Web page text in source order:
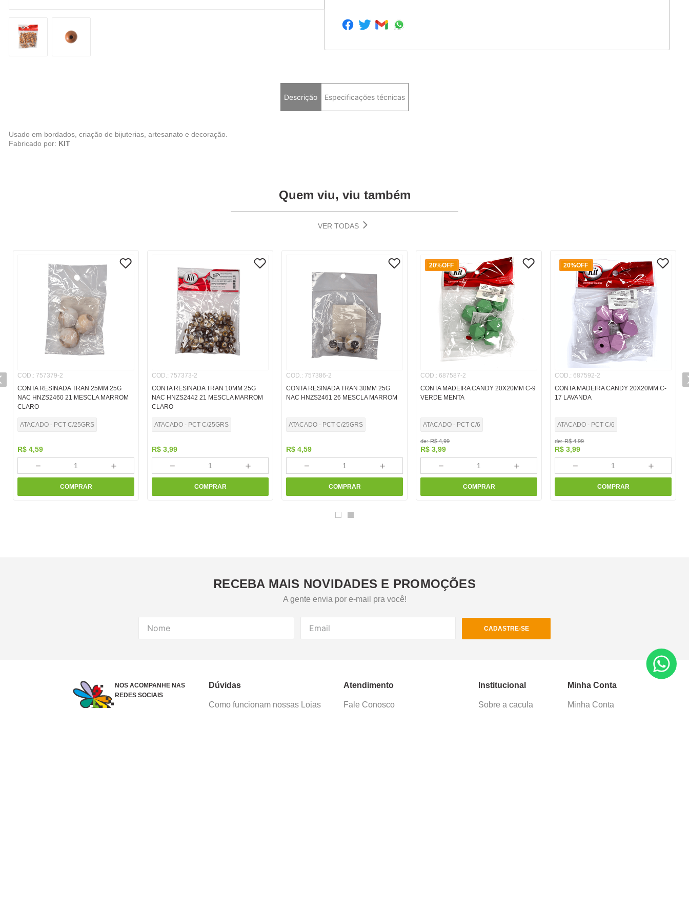
Descrição Especificações técnicas
Usado em bordados, criação de bijuterias, artesanato e decoração.
Fabricado por: KIT
Quem viu, viu também
VER TODAS
COD.: 757379-2
CONTA RESINADA TRAN 25MM 25G
NAC HNZS2460 21 MESCLA MARROM
CLARO
ATACADO - PCT C/25GRS
R$ 4,59
＋
－
COMPRAR
COD.: 757373-2
CONTA RESINADA TRAN 10MM 25G
NAC HNZS2442 21 MESCLA MARROM
CLARO
ATACADO - PCT C/25GRS
R$ 3,99
＋
－
COMPRAR
COD.: 757386-2
CONTA RESINADA TRAN 30MM 25G
NAC HNZS2461 26 MESCLA MARROM
ATACADO - PCT C/25GRS
R$ 4,59
＋
－
COMPRAR
20%OFF
COD.: 687587-2
CONTA MADEIRA CANDY 20X20MM C-9
VERDE MENTA
ATACADO - PCT C/6
de:R$ 4,99
R$ 3,99
＋
－
COMPRAR
20%OFF
COD.: 687592-2
CONTA MADEIRA CANDY 20X20MM C-
17 LAVANDA
ATACADO - PCT C/6
de:R$ 4,99
R$ 3,99
＋
－
COMPRAR
RECEBA MAIS NOVIDADES E PROMOÇÕES
A gente envia por e-mail pra você!
CADASTRE-SE
NOS ACOMPANHE NAS
REDES SOCIAIS
Dúvidas
Como funcionam nossas Lojas
Atendimento
Fale Conosco
Institucional
Sobre a caçula
Minha Conta
Minha Conta